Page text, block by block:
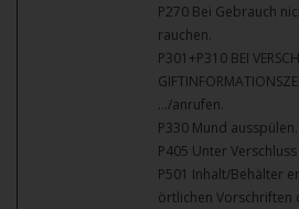
P270 Bei Gebrauch
rauchen.
P301+P310 BEI
…/anrufen.
P330 Mund ausspülen.
P405 Unter
P501 Inhalt/Behälter
örtlichen Vorschriften